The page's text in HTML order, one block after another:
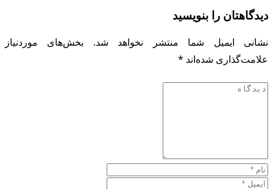
دیدگاهتان را بنویسید
نشانی ایمیل شما منتشر نخواهد شد.
بخش‌های موردنیاز
علامت‌گذاری شده‌اند *